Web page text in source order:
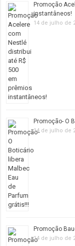
Promoção
instantâneos!
14 de julho de
Promoção- O
14 de julho de
Promoção
14 de julho de